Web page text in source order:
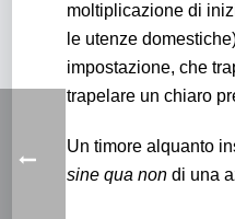
moltiplicazione di
le utenze
impostazione, che
trapelare un chiaro
Un timore alquanto
sine qua non di una